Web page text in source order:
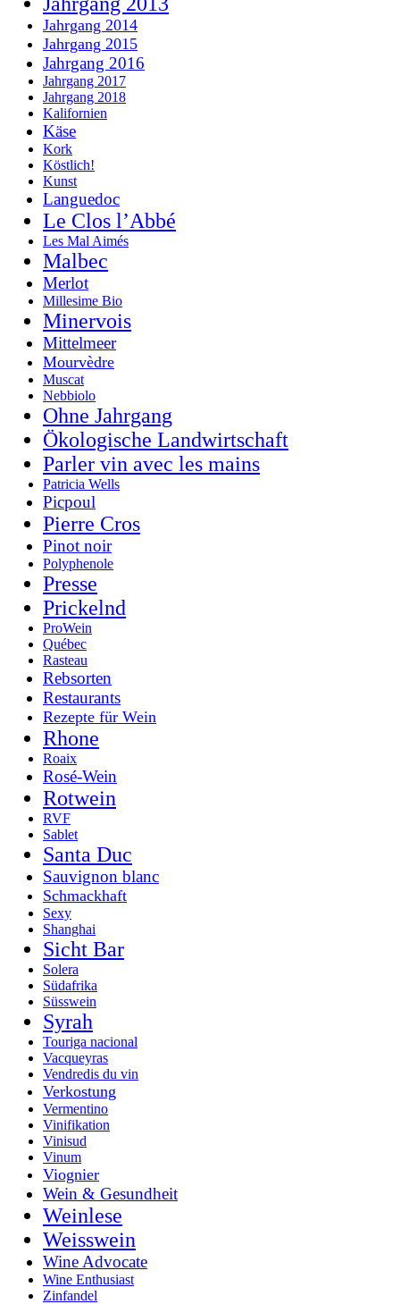
Jahrgang 2014
Jahrgang 2015
Jahrgang 2016
Jahrgang 2017
Jahrgang 2018
Kalifornien
Käse
Kork
Köstlich!
Kunst
Languedoc
Le Clos l’Abbé
Les Mal Aimés
Malbec
Merlot
Millesime Bio
Minervois
Mittelmeer
Mourvèdre
Muscat
Nebbiolo
Ohne Jahrgang
Ökologische Landwirtschaft
Parler vin avec les mains
Patricia Wells
Picpoul
Pierre Cros
Pinot noir
Polyphenole
Presse
Prickelnd
ProWein
Québec
Rasteau
Rebsorten
Restaurants
Rezepte für Wein
Rhone
Roaix
Rosé-Wein
Rotwein
RVF
Sablet
Santa Duc
Sauvignon blanc
Schmackhaft
Sexy
Shanghai
Sicht Bar
Solera
Südafrika
Süsswein
Syrah
Touriga nacional
Vacqueyras
Vendredis du vin
Verkostung
Vermentino
Vinifikation
Vinisud
Vinum
Viognier
Wein & Gesundheit
Weinlese
Weisswein
Wine Advocate
Wine Enthusiast
Zinfandel